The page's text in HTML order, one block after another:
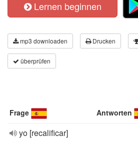
Lernen beginnen
mp3 downloaden Drucken
überprüfen
Frage Antworten
yo [recalificar]